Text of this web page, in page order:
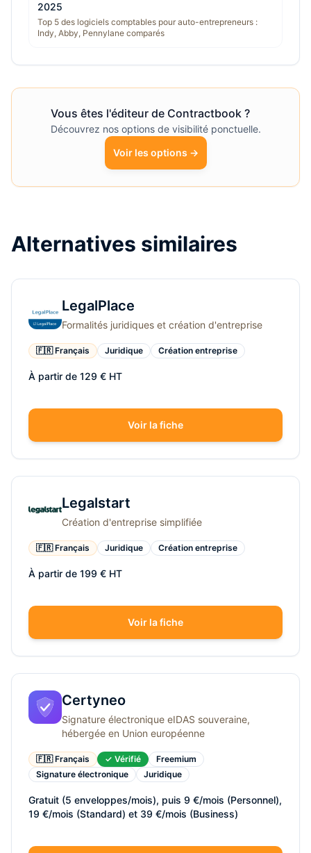
2025
Top 5 des logiciels comptables pour auto-entrepreneurs :
Indy, Abby, Pennylane comparés
Vous êtes l'éditeur de Contractbook?
Découvrez nos options de visibilité ponctuelle.
Voir les options →
Alternatives similaires
LegalPlace
Formalités juridiques et création d'entreprise
🇫🇷 Français Juridique Création entreprise
À partir de 129 € HT
Voir la fiche
Legalstart
Création d'entreprise simplifiée
🇫🇷 Français Juridique Création entreprise
À partir de 199 € HT
Voir la fiche
Certyneo
Signature électronique eIDAS souveraine,
hébergée en Union européenne
🇫🇷 Français ✓ Vérifié
Freemium
Signature électronique
Juridique
Gratuit (5 enveloppes/mois), puis 9 €/mois (Personnel),
19 €/mois (Standard) et 39 €/mois (Business)